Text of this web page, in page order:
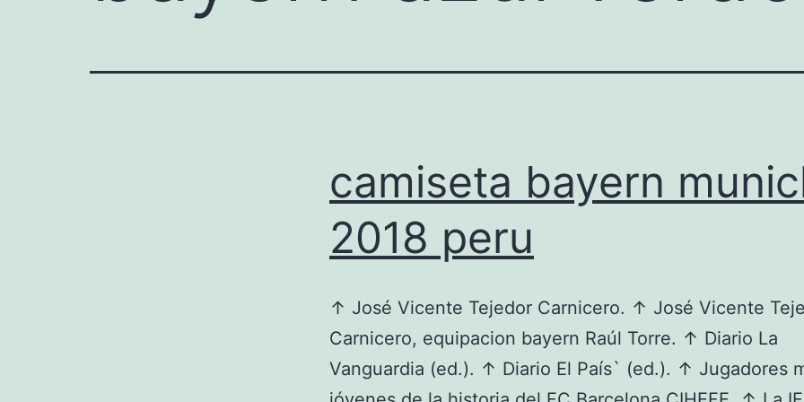
camiseta bayern
2018 peru
↑ José Vicente Tejedor Carnicero. ↑ José Vicente
Carnicero, equipacion bayern Raúl Torre. ↑ Diario La
Vanguardia (ed.). ↑ Diario El País` (ed.). ↑ Jugadores